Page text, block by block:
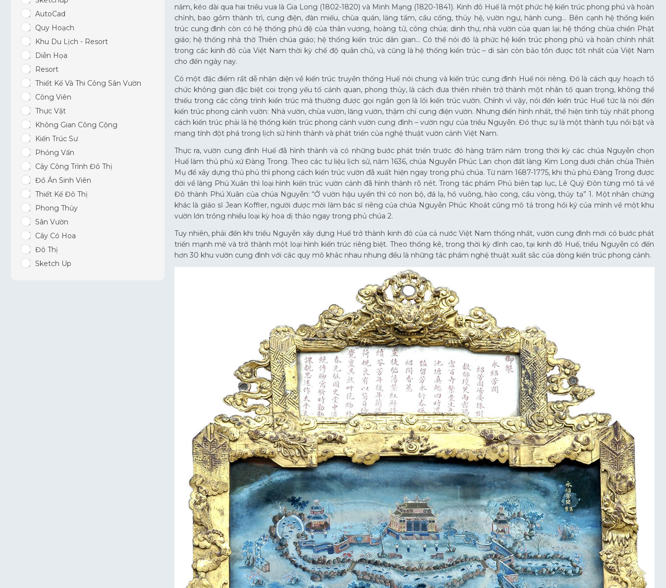
AutoCad
Quy Hoạch
Khu Du Lịch - Resort
Diễn Họa
Resort
Thiết Kế Và Thi Công Sân Vườn
Công Viên
Thực Vật
Không Gian Công Cộng
Kiến Trúc Sư
Phỏng Vấn
Cây Công Trình Đô Thị
Đồ Án Sinh Viên
Thiết Kế Đô Thị
Phong Thủy
Sân Vườn
Cây Có Hoa
Đô Thị
Sketch Up
năm, kéo dài qua hai triều vua là Gia Long (1802-1820) và Minh Mạng (1820-1841). Kinh đô Huế là một phức hệ kiến trúc phong phú và hoàn
chỉnh, bao gồm thành trì, cung điện, đàn miếu, chùa quán, lăng tẩm, cầu cống, thủy hệ, vườn ngự, hành cung… Bên cạnh hệ thống kiến
trúc cung đình còn có hệ thống phủ đệ của thân vương, hoàng tử, công chúa; dinh thự, nhà vườn của quan lại; hệ thống chùa chiền Phật
giáo; hệ thống nhà thờ Thiên chúa giáo; hệ thống kiến trúc dân gian… Có thể nói đó là phức hệ kiến trúc phong phú và hoàn chỉnh nhất
trong các kinh đô của Việt Nam thời kỳ chế độ quân chủ, và cũng là hệ thống kiến trúc – di sản còn bảo tồn được tốt nhất của Việt Nam
cho đến ngày nay.
Có một đặc điểm rất dễ nhận diện về kiến trúc truyền thống Huế nói chung và kiến trúc cung đình Huế nói riêng. Đó là cách quy hoạch tổ
chức không gian đặc biệt coi trọng yếu tố cảnh quan, phong thủy, là cách đưa thiên nhiên trở thành một nhân tố quan trọng, không thể
thiếu trong các công trình kiến trúc mà thường được gọi ngắn gọn là lối kiến trúc vườn. Chính vì vậy, nói đến kiến trúc Huế tức là nói đến
kiến trúc phong cảnh vườn: Nhà vườn, chùa vườn, lăng vườn, thậm chí cung điện vườn. Nhưng điển hình nhất, thể hiện tinh túy nhất phong
cách kiến trúc phải là hệ thống kiến trúc phong cảnh vườn cung đình – vườn ngự của triều Nguyễn. Đó thực sự là một thành tựu nổi bật và
mang tính đột phá trong lịch sử hình thành và phát triển của nghệ thuật vườn cảnh Việt Nam.
Thực ra, vườn cung đình Huế đã hình thành và có những bước phát triển trước đó hàng trăm năm trong thời kỳ các chúa Nguyễn chọn
Huế làm thủ phủ xứ Đàng Trong. Theo các tư liệu lịch sử, năm 1636, chúa Nguyễn Phúc Lan chọn đất làng Kim Long dưới chân chùa Thiên
Mụ để xây dựng thủ phủ thì phong cách kiến trúc vườn đã xuất hiện ngay trong phủ chúa. Từ năm 1687-1775, khi thủ phủ Đàng Trong được
dời về làng Phú Xuân thì loại hình kiến trúc vườn cảnh đã hình thành rõ nét. Trong tác phẩm Phủ biên tạp lục, Lê Quý Đôn từng mô tả về
Đô thành Phú Xuân của chúa Nguyễn: “Ở vườn hậu uyển thì có non bộ, đá lạ, hồ vuông, hào cong, cầu vòng, thủy tạ” 1. Một nhân chứng
khác là giáo sĩ Jean Koffler, người được mời làm bác sĩ riêng của chúa Nguyễn Phúc Khoát cũng mô tả trong hồi ký của mình về một khu
vườn lớn trồng nhiều loại kỳ hoa dị thảo ngay trong phủ chúa 2.
Tuy nhiên, phải đến khi triều Nguyễn xây dựng Huế trở thành kinh đô của cả nước Việt Nam thống nhất, vườn cung đình mới có bước phát
triển mạnh mẽ và trở thành một loại hình kiến trúc riêng biệt. Theo thống kê, trong thời kỳ đỉnh cao, tại kinh đô Huế, triều Nguyễn có đến
hơn 30 khu vườn cung đình với các quy mô khác nhau nhưng đều là những tác phẩm nghệ thuật xuất sắc của dòng kiến trúc phong cảnh.